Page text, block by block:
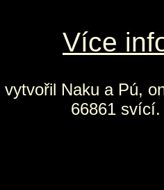
Více
vytvořil Naku a Pú,
66861 svící.